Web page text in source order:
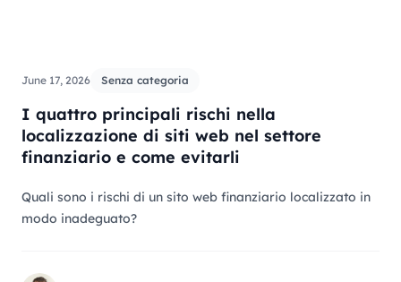
Go to our article 'I quattro principali rischi nella
June 17, 2026 Senza categoria
I quattro principali rischi nella
localizzazione di siti web nel settore
finanziario e come evitarli
Quali sono i rischi di un sito web finanziario localizzato in
modo inadeguato?